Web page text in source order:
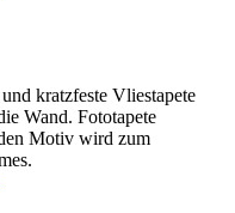
kratzfeste Vliestapete
Wand. Fototapete
Motiv wird zum